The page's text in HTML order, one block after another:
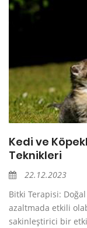
Kedi ve
Teknikleri
22.12.2023
Bitki Terapisi:
azaltmada etkili
sakinleştirici bir